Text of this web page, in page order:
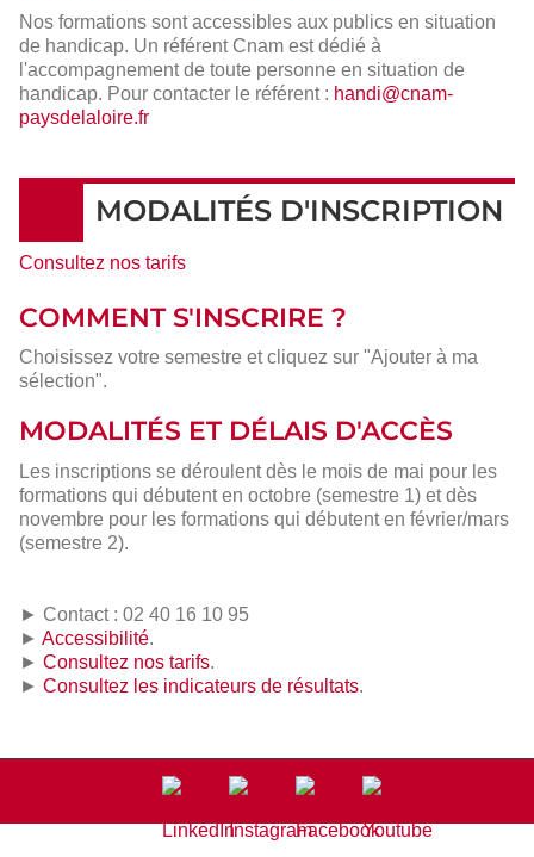
Nos formations sont accessibles aux publics en situation
de handicap. Un référent Cnam est dédié à
l'accompagnement de toute personne en situation de
handicap. Pour contacter le référent : handi@cnam-
paysdelaloire.fr
MODALITÉS D'INSCRIPTION
Consultez nos tarifs
COMMENT S'INSCRIRE ?
Choisissez votre semestre et cliquez sur "Ajouter à ma
sélection".
MODALITÉS ET DÉLAIS D'ACCÈS
Les inscriptions se déroulent dès le mois de mai pour les
formations qui débutent en octobre (semestre 1) et dès
novembre pour les formations qui débutent en février/mars
(semestre 2).
► Contact : 02 40 16 10 95
► Accessibilité.
► Consultez nos tarifs.
► Consultez les indicateurs de résultats.